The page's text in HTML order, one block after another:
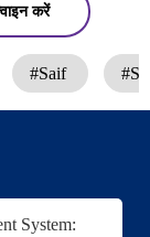
करें
#Saif
System: